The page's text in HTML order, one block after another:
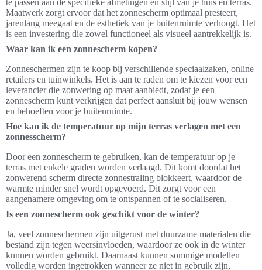
te passen aan de specifieke afmetingen en stijl van je huis en terras.
Maatwerk zorgt ervoor dat het zonnescherm optimaal presteert,
jarenlang meegaat en de esthetiek van je buitenruimte verhoogt. Het
is een investering die zowel functioneel als visueel aantrekkelijk is.
Waar kan ik een zonnescherm kopen?
Zonneschermen zijn te koop bij verschillende speciaalzaken, online
retailers en tuinwinkels. Het is aan te raden om te kiezen voor een
leverancier die zonwering op maat aanbiedt, zodat je een
zonnescherm kunt verkrijgen dat perfect aansluit bij jouw wensen
en behoeften voor je buitenruimte.
Hoe kan ik de temperatuur op mijn terras verlagen met een
zonnesscherm?
Door een zonnescherm te gebruiken, kan de temperatuur op je
terras met enkele graden worden verlaagd. Dit komt doordat het
zonwerend scherm directe zonnestraling blokkeert, waardoor de
warmte minder snel wordt opgevoerd. Dit zorgt voor een
aangenamere omgeving om te ontspannen of te socialiseren.
Is een zonnescherm ook geschikt voor de winter?
Ja, veel zonneschermen zijn uitgerust met duurzame materialen die
bestand zijn tegen weersinvloeden, waardoor ze ook in de winter
kunnen worden gebruikt. Daarnaast kunnen sommige modellen
volledig worden ingetrokken wanneer ze niet in gebruik zijn,